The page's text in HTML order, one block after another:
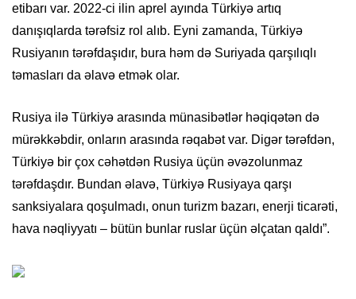
etibarı var. 2022-ci ilin aprel ayında Türkiyə artıq
danışıqlarda tərəfsiz rol alıb. Eyni zamanda, Türkiyə
Rusiyanın tərəfdaşıdır, bura həm də Suriyada qarşılıqlı
təmasları da əlavə etmək olar.
Rusiya ilə Türkiyə arasında münasibətlər həqiqətən də
mürəkkəbdir, onların arasında rəqabət var. Digər tərəfdən,
Türkiyə bir çox cəhətdən Rusiya üçün əvəzolunmaz
tərəfdaşdır. Bundan əlavə, Türkiyə Rusiyaya qarşı
sanksiyalara qoşulmadı, onun turizm bazarı, enerji ticarəti,
hava nəqliyyatı – bütün bunlar ruslar üçün əlçatan qaldı”.